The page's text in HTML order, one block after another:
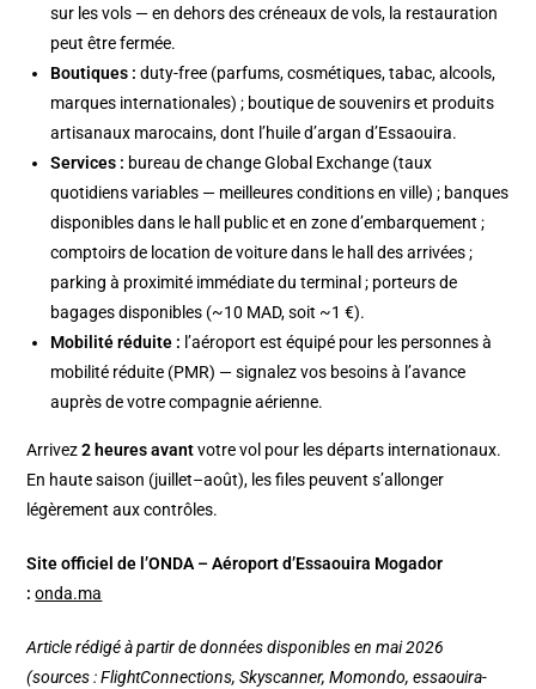
sur les vols — en dehors des créneaux de vols, la restauration
peut être fermée.
Boutiques : duty-free (parfums, cosmétiques, tabac, alcools,
marques internationales) ; boutique de souvenirs et produits
artisanaux marocains, dont l’huile d’argan d’Essaouira.
Services : bureau de change Global Exchange (taux
quotidiens variables — meilleures conditions en ville) ; banques
disponibles dans le hall public et en zone d’embarquement ;
comptoirs de location de voiture dans le hall des arrivées ;
parking à proximité immédiate du terminal ; porteurs de
bagages disponibles (~10 MAD, soit ~1 €).
Mobilité réduite : l’aéroport est équipé pour les personnes à
mobilité réduite (PMR) — signalez vos besoins à l’avance
auprès de votre compagnie aérienne.
Arrivez2 heures avantvotre vol pour les départs internationaux.
En haute saison (juillet–août), les files peuvent s’allonger
légèrement aux contrôles.
Site officiel de l’ONDA – Aéroport d’Essaouira Mogador
: onda.ma
Article rédigé à partir de données disponibles en mai 2026
(sources : FlightConnections, Skyscanner, Momondo, essaouira-